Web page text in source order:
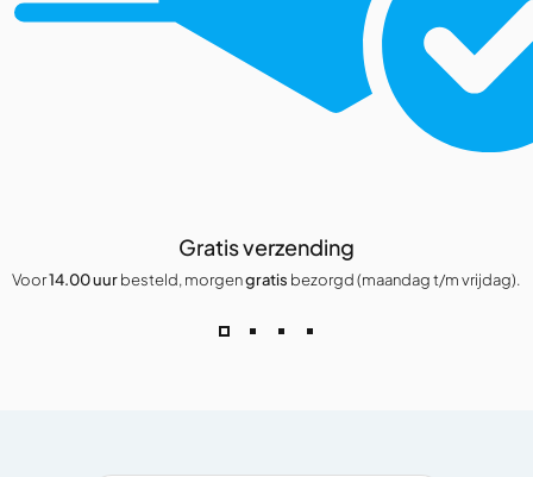
Gratis verzending
Voor14.00 uurbesteld, morgengratis bezorgd (maandag t/m vrijdag).